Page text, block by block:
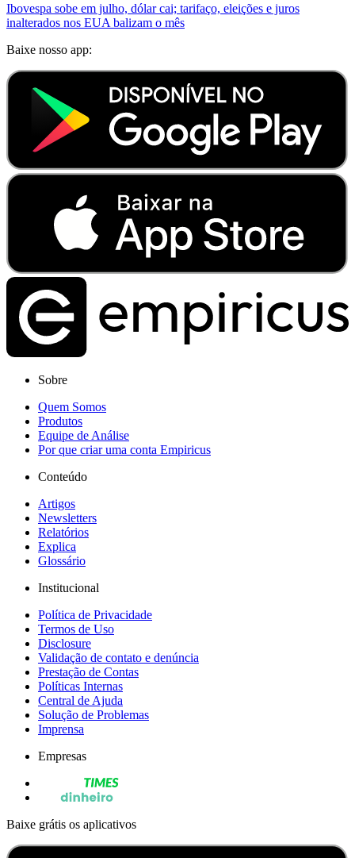
Ibovespa sobe em julho, dólar cai; tarifaço, eleições e juros
inalterados nos EUA balizam o mês
Baixe nosso app:
Sobre
Quem Somos
Produtos
Equipe de Análise
Por que criar uma conta Empiricus
Conteúdo
Artigos
Newsletters
Relatórios
Explica
Glossário
Institucional
Política de Privacidade
Termos de Uso
Disclosure
Validação de contato e denúncia
Prestação de Contas
Políticas Internas
Central de Ajuda
Solução de Problemas
Imprensa
Empresas
Baixe grátis os aplicativos